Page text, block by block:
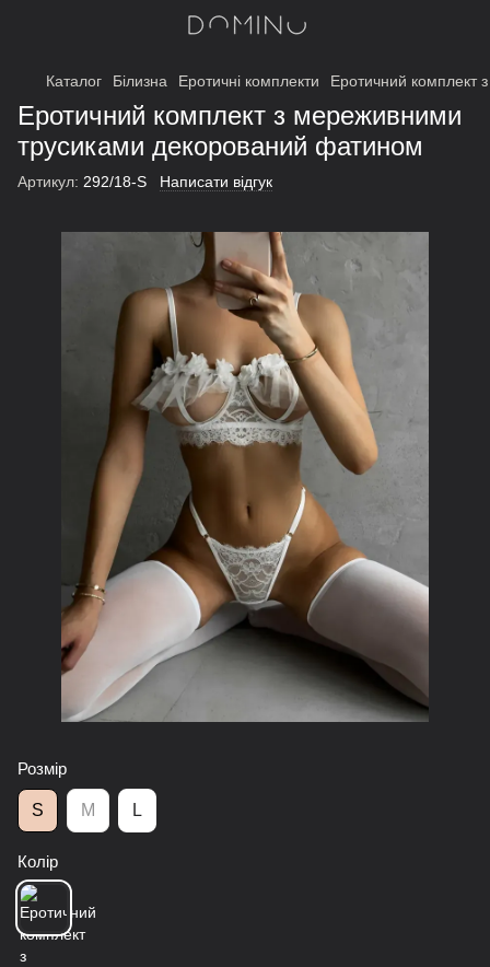
Каталог Білизна Еротичні комплекти Еротичний комплект
Еротичний комплект з мереживними
трусиками декорований фатином
Артикул: 292/18-S Написати відгук
Розмір
S M L
Колір